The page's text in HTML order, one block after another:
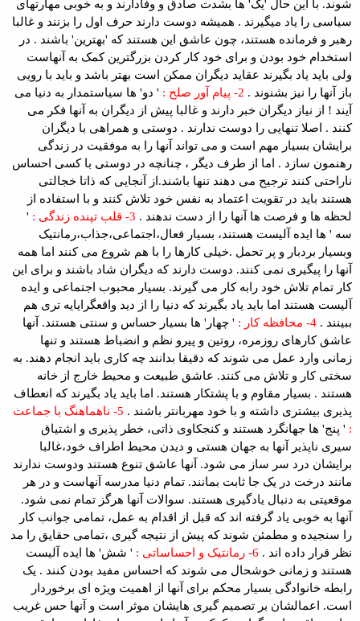
شوند. با این حال 'یک' ها بشدت صادق و وفادارند و به خوبی مهارتهای
سیاسی را یاد میگیرند . همیشه دوست دارند حرف اول را بزنند و غالبا
رهبر و فرمانده هستند، چون عاشق این هستند که 'بهترین' باشند . در
استخدام خود بودن و برای خود کار کردن بزرگترین کمک به آنهاست
ولی باید یاد بگیرند عقاید دیگران ممکن است بهتر باشد و باید با رویی
باز آنها را نیز بشنوند . 2- پیام آور صلح :
' دو' ها سیاستمدار به دنیا می
آیند ! از نیاز دیگران خبر دارند و غالبا پیش از دیگران به آنها فکر می
کنند . اصلا تنهایی را دوست ندارند . دوستی و همراهی با دیگران
برایشان بسیار مهم است و می تواند آنها را به موفقیت در زندگی
رهنمون سازد . اما از طرف دیگر ، چنانچه در دوستی با کسی احساس
ناراحتی کنند ترجیح می دهند تنها باشند.از آنجایی که ذاتا خجالتی
هستند باید در تقویت اعتماد به نفس خود تلاش کنند و با استفاده از
لحظه ها و فرصت ها آنها را از دست ندهند . 3- قلب تپنده زندگی :
'
سه ' ها ایده آلیست هستند، بسیار فعال،اجتماعی،جذاب،رمانتیک
وبسیار بردبار و پر تحمل .خیلی کارها را با هم شروع می کنند اما همه
آنها را پیگیری نمی کنند. دوست دارند که دیگران شاد باشند و برای این
کار تمام تلاش خود رابه کار می گیرند. بسیار محبوب اجتماعی و ایده
آلیست هستند اما باید یاد بگیرند که دنیا را از دید واقعگرایایه تری هم
ببینند . 4- محافظه کار :
' چهار' ها بسیار حساس و سنتی هستند. آنها
عاشق کارهای روزمره، روتین و پیرو نظم و انضباط هستند و تنها
زمانی وارد عمل می شوند که دقیقا بدانند چه کاری باید انجام دهند. به
سختی کار و تلاش می کنند. عاشق طبیعت و محیط خارج از خانه
هستند . بسیار مقاوم و با پشتکار هستند. اما باید یاد بگیرند که انعطاف
پذیری بیشتری داشته و با خود مهربانتر باشند .
5- ناهماهنگ با جماعت
: ' پنج' ها جهانگرد هستند و کنجکاوی ذاتی، خطر پذیری و اشتیاق
سیری ناپذیر آنها به جهان هستی و دیدن محیط اطراف خود،غالبا
برایشان درد سر ساز می شود. آنها عاشق تنوع هستند ودوست ندارند
مانند درخت در یک جا ثابت بمانند. تمام دنیا مدرسه آنهاست و در هر
موقعیتی به دنبال یادگیری هستند. سوالات آنها هرگز تمام نمی شود.
آنها به خوبی یاد گرفته اند که قبل از اقدام به عمل، تمامی جوانب کار
را سنجیده و مطمئن شوند که پیش از نتیجه گیری ،تمامی حقایق را مد
نظر قرار داده اند . 6- رمانتیک و احساساتی :
' شش' ها ایده آلیست
هستند و زمانی خوشحال می شوند که احساس مفید بودن کنند . یک
رابطه خانوادگی بسیار محکم برای آنها از اهمیت ویژه ای برخوردار
است. اعمالشان بر تصمیم گیری هایشان موثر است و آنها حس غریب